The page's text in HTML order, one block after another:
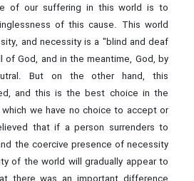
of our suffering in this world is to
of this cause. This world
and necessity is a "blind and deaf
of God, and in the meantime, God, by
But on the other hand, this
and this is the best choice in the
we have no choice to accept or
that if a person surrenders to
the coercive presence of necessity
of the world will gradually appear to